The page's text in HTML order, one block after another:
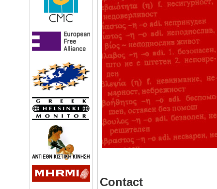
Contact